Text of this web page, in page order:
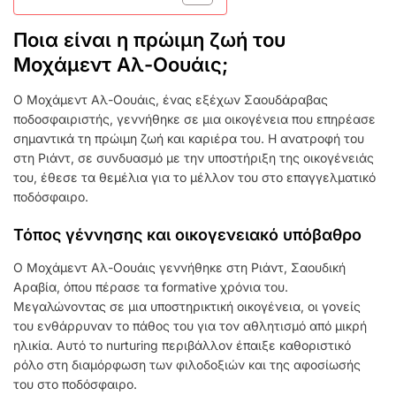
Ποια είναι η πρώιμη ζωή του
Μοχάμεντ Αλ-Οουάις;
Ο Μοχάμεντ Αλ-Οουάις, ένας εξέχων Σαουδάραβας
ποδοσφαιριστής, γεννήθηκε σε μια οικογένεια που επηρέασε
σημαντικά τη πρώιμη ζωή και καριέρα του. Η ανατροφή του
στη Ριάντ, σε συνδυασμό με την υποστήριξη της οικογένειάς
του, έθεσε τα θεμέλια για το μέλλον του στο επαγγελματικό
ποδόσφαιρο.
Τόπος γέννησης και οικογενειακό υπόβαθρο
Ο Μοχάμεντ Αλ-Οουάις γεννήθηκε στη Ριάντ, Σαουδική
Αραβία, όπου πέρασε τα formative χρόνια του.
Μεγαλώνοντας σε μια υποστηρικτική οικογένεια, οι γονείς
του ενθάρρυναν το πάθος του για τον αθλητισμό από μικρή
ηλικία. Αυτό το nurturing περιβάλλον έπαιξε καθοριστικό
ρόλο στη διαμόρφωση των φιλοδοξιών και της αφοσίωσής
του στο ποδόσφαιρο.